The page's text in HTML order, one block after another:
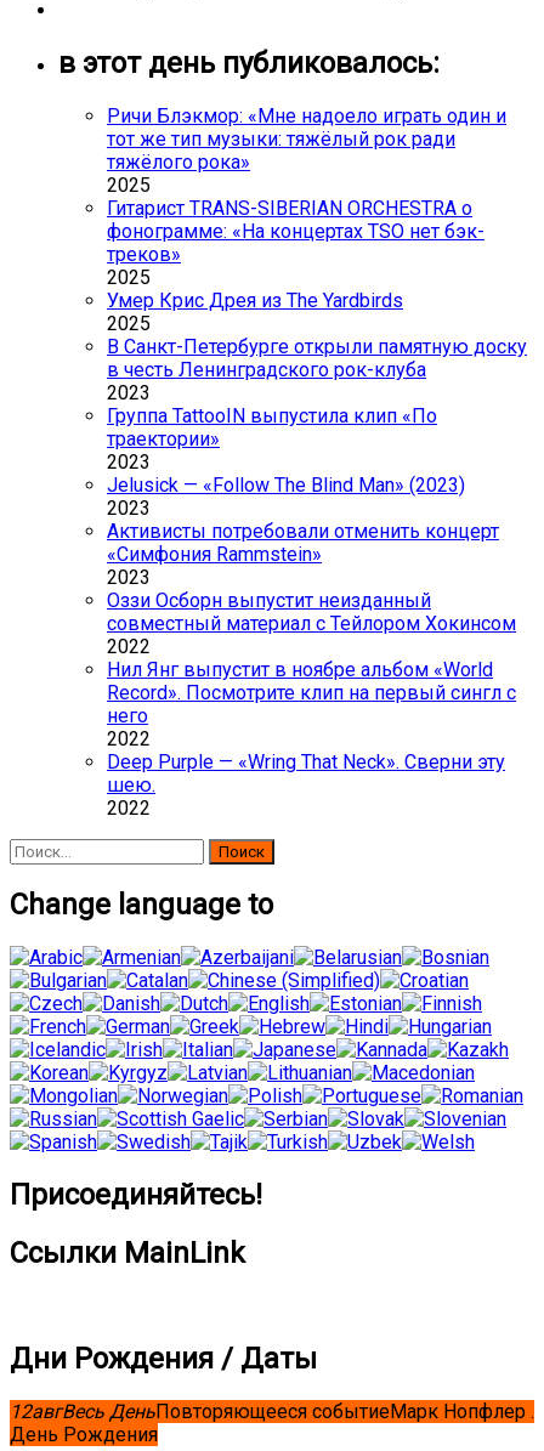
в этот день публиковалось:
Ричи Блэкмор: «Мне надоело играть один и
тот же тип музыки: тяжёлый рок ради
тяжёлого рока»
2025
Гитарист TRANS-SIBERIAN ORCHESTRA о
фонограмме: «На концертах TSO нет бэк-
треков»
2025
Умер Крис Дрея из The Yardbirds
2025
В Санкт-Петербурге открыли памятную доску
в честь Ленинградского рок-клуба
2023
Группа TattooIN выпустила клип «По
траектории»
2023
Jelusick — «Follow The Blind Man» (2023)
2023
Активисты потребовали отменить концерт
«Симфония Rammstein»
2023
Оззи Осборн выпустит неизданный
совместный материал с Тейлором Хокинсом
2022
Нил Янг выпустит в ноябре альбом «World
Record». Посмотрите клип на первый сингл с
него
2022
Deep Purple — «Wring That Neck». Сверни эту
шею.
2022
Найти:
Change language to
Присоединяйтесь!
Ссылки MainLink
Дни Рождения / Даты
12авгВесь ДеньПовторяющееся событиеМарк Нопфлер .
День Рождения